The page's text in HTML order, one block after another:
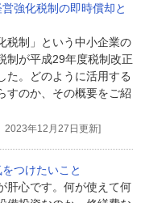
強化税制の即時償却と
税制」という中小企業の
制が平成29年度税制改正
た。どのように活用する
すのか、その概要をご紹
2023年12月27日更新]
つけたいこと
肝心です。何が使えて何